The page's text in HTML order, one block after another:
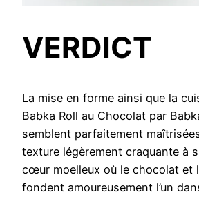
VERDICT
La mise en forme ainsi que la
Babka Roll au Chocolat par
semblent parfaitement
texture légèrement craquante à
cœur moelleux où le chocolat et
fondent amoureusement l’un